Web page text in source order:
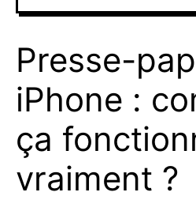
Presse-
iPhone :
ça
vraiment ?